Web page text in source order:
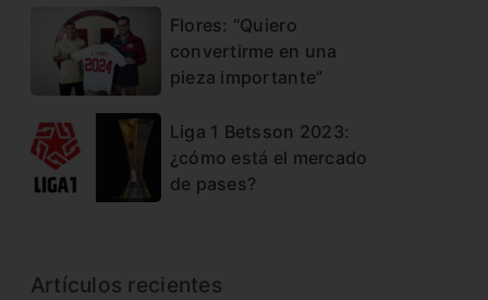
Flores: “Quiero
convertirme en una
pieza importante”
Liga 1 Betsson 2023:
¿cómo está el mercado
de pases?
Artículos recientes